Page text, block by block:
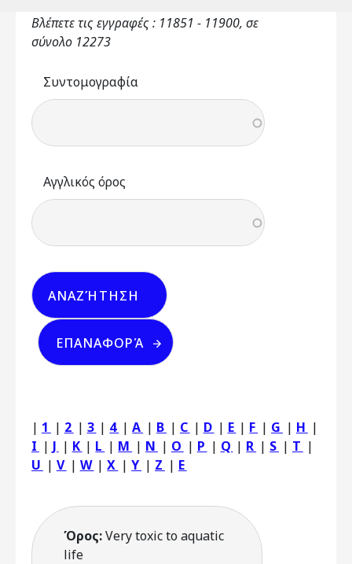
Βλέπετε τις εγγραφές : 11851 - 11900, σε
σύνολο 12273
Συντομογραφία
Αγγλικός όρος
| 1 | 2 | 3 | 4 |A | B | C | D | E | F | G | H |
I | J | K | L | M | N | O | P | Q | R | S | T |
U | V | W |X |Y | Z | Ε
Όρος:Very toxic to aquatic
life